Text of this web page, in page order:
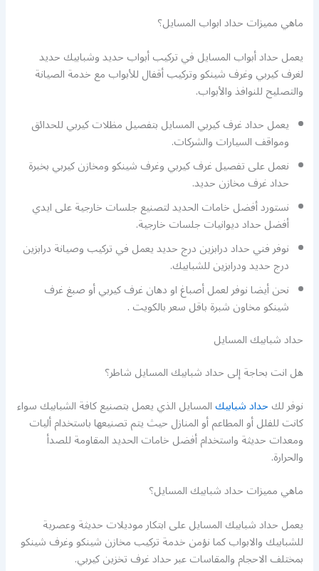
ماهي مميزات حداد ابواب المسايل؟
يعمل حداد أبواب المسايل في تركيب أبواب حديد وشبابيك حديد
لغرف كيربي وغرف شينكو وتركيب أقفال للأبواب مع خدمة الصيانة
والتصليح للنوافذ والأبواب.
يعمل حداد غرف كيربي المسايل بتفصيل مظلات كيربي للحدائق
ومواقف السيارات والشركات.
نعمل على تفصيل غرف كيربي وغرف شينكو ومخازن كيربي بخبرة
حداد غرف مخازن حديد.
نستورد أفضل خامات الحديد لتصنيع جلسات خارجية على ايدي
أفضل حداد ديوانيات جلسات خارجية.
نوفر فني حداد درابزين درج حديد يعمل في تركيب وصيانة درابزين
درج حديد ودرابزين للشبابيك.
نحن أيضا نوفر لعمل أصباغ او دهان غرف كيربي أو صبغ غرف
شينكو مخاون شبرة باقل سعر بالكويت .
حداد شبابيك المسايل
هل انت بحاجة إلى حداد شبابيك المسايل شاطر؟
نوفر لكحداد شبابيكالمسايل الذي يعمل بتصنيع كافة الشبابيك سواء
كانت للفلل أو المطاعم أو المنازل حيث يتم تصنيعها باستخدام أليات
ومعدات حديثة واستخدام أفضل خامات الحديد المقاومة للصدأ
والحرارة.
ماهي مميزات حداد شبابيك المسايل؟
يعمل حداد شبابيك المسايل على ابتكار موديلات حديثة وعصرية
للشبابيك والابواب كما نؤمن خدمة تركيب مخازن شينكو وغرف شينكو
بمختلف الاحجام والمقاسات عبر حداد غرف تخزين كيربي.